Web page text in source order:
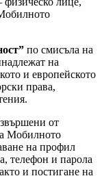
по смисъла на
на
и европейското
права,
от
Мобилното
на профил
телефон и парола
и постигане на